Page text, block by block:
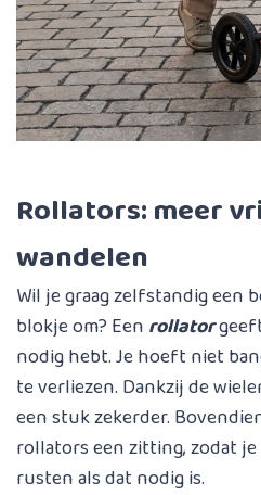
Rollators: meer
wandelen
Wil je graag zelfstandig een
blokje om? Een rollator
nodig hebt. Je hoeft niet
te verliezen. Dankzij de
een stuk zekerder.
rollators een zitting, zodat
rusten als dat nodig is.